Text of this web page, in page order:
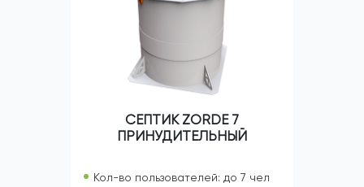
СЕПТИК ZORDE 7
ПРИНУДИТЕЛЬНЫЙ
Кол-во пользователей: до 7 чел